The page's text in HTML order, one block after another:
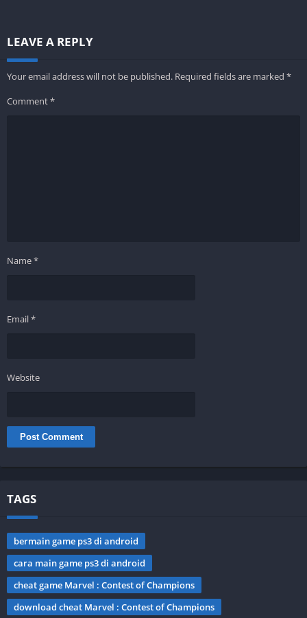
LEAVE A REPLY
Your email address will not be published. Required fields are marked *
Comment*
Name*
Email*
Website
TAGS
bermain game ps3 di android
cara main game ps3 di android
cheat game Marvel : Contest of Champions
download cheat Marvel : Contest of Champions